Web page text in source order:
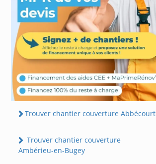
Trouver chantier couverture Abbécourt
Trouver chantier couverture
Ambérieu-en-Bugey